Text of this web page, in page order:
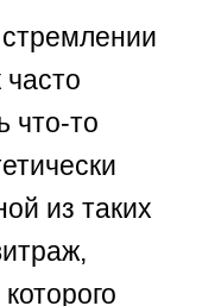
что-то
из таких